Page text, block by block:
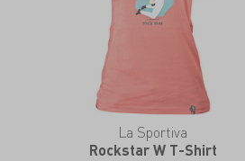
La Sportiva
Rockstar W T-Shirt